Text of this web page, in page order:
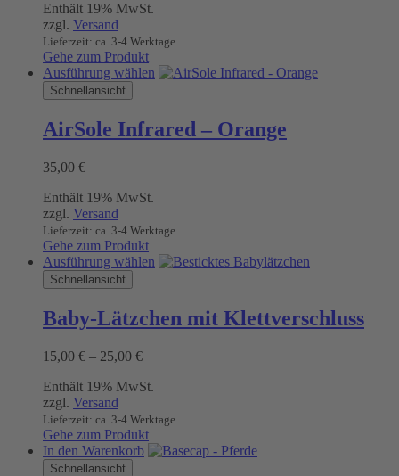
Enthält 19% MwSt.
zzgl. Versand
Lieferzeit: ca. 3-4 Werktage
Gehe zum Produkt
Ausführung wählen Dieses
mehrere
Varianten
der
gewählt
Schnellansicht
AirSole Infrared – Orange
35,00 €
Enthält 19% MwSt.
zzgl. Versand
Lieferzeit: ca. 3-4 Werktage
Gehe zum Produkt
Ausführung wählen Dieses
Varianten
der
gewählt
Schnellansicht
Baby-Lätzchen mit Klettverschluss
15,00 € – 25,00 €Preisspanne:
bis
Enthält 19% MwSt.
zzgl. Versand
Lieferzeit: ca. 3-4 Werktage
Gehe zum Produkt
In den Warenkorb
Schnellansicht